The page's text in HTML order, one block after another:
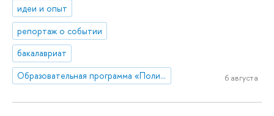
идеи и опыт
репортаж о событии
бакалавриат
Образовательная программа «Политология и мировая политика»
6 августа